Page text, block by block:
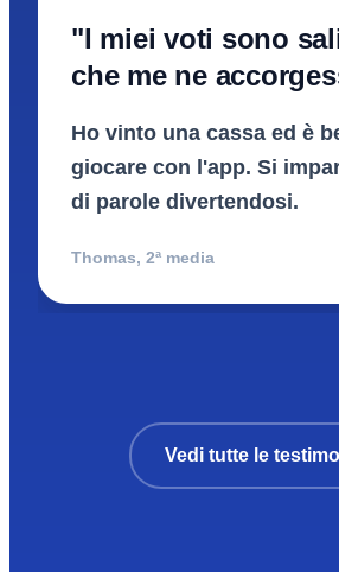
"I miei voti sono
che me ne
Ho vinto una cassa ed è
giocare con l'app. Si
di parole divertendosi.
Thomas, 2ª media
Vedi tutte le